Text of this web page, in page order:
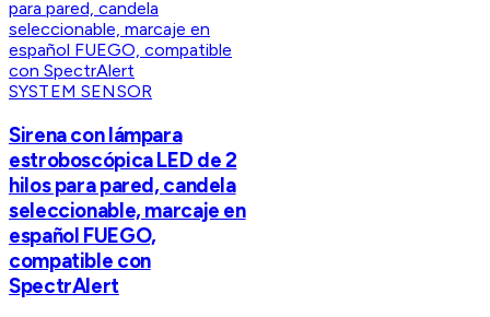
SYSTEM SENSOR
Sirena con lámpara
estroboscópica LED de 2
hilos para pared, candela
seleccionable, marcaje en
español FUEGO,
compatible con
SpectrAlert